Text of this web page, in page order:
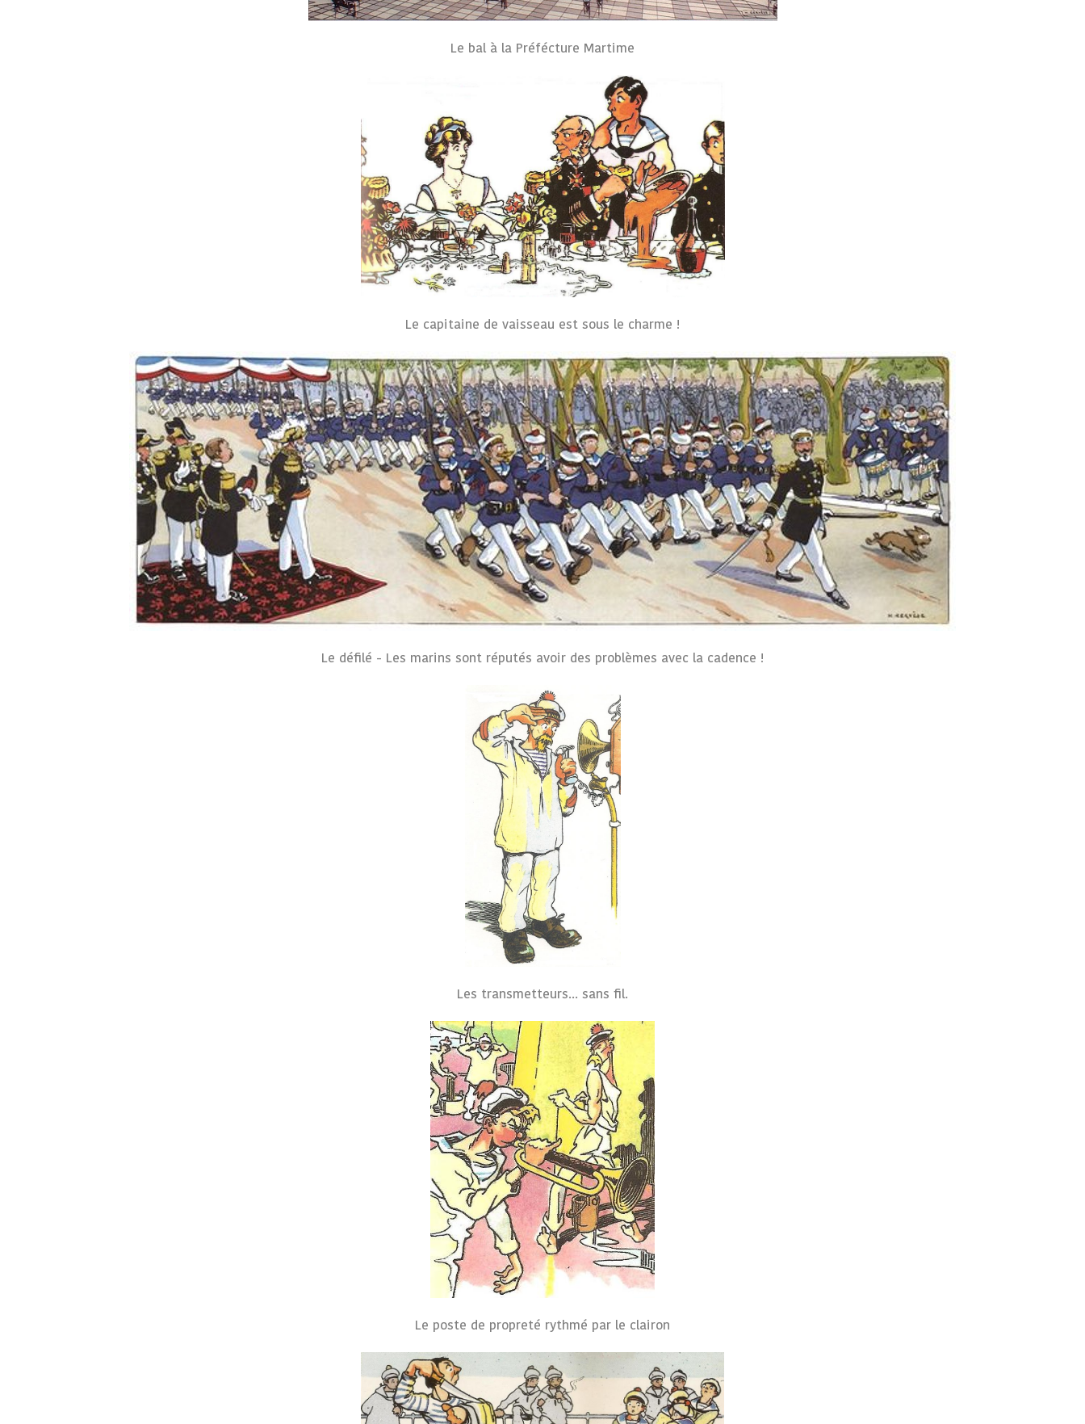
Le bal à la Préfécture Martime
Le capitaine de vaisseau est sous le charme !
Le défilé - Les marins sont réputés avoir des problèmes avec la cadence !
Les transmetteurs... sans fil.
Le poste de propreté rythmé par le clairon